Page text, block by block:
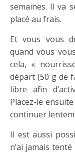
semaines. Il va
placé au frais.
Et vous vous
quand vous
cela, «
départ (50 g de
libre afin
Placez-le
continuer
Il est aussi
n’ai jamais